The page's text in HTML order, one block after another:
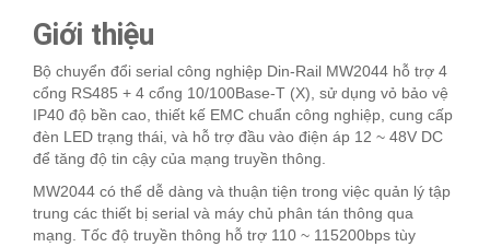
Giới thiệu
Bộ chuyển đổi serial công nghiệp Din-Rail MW2044 hỗ trợ 4
cổng RS485 + 4 cổng 10/100Base-T (X), sử dụng vỏ bảo vệ
IP40 độ bền cao, thiết kế EMC chuẩn công nghiệp, cung cấp
đèn LED trạng thái, và hỗ trợ đầu vào điện áp 12 ~ 48V DC
để tăng độ tin cậy của mạng truyền thông.
MW2044 có thể dễ dàng và thuận tiện trong việc quản lý tập
trung các thiết bị serial và máy chủ phân tán thông qua
mạng. Tốc độ truyền thông hỗ trợ 110 ~ 115200bps tùy